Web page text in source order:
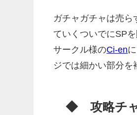
ガチャガチャは売ら
ていくついでにSPを
サークル様のCi-en
ジでは細かい部分を
◆ 攻略チ